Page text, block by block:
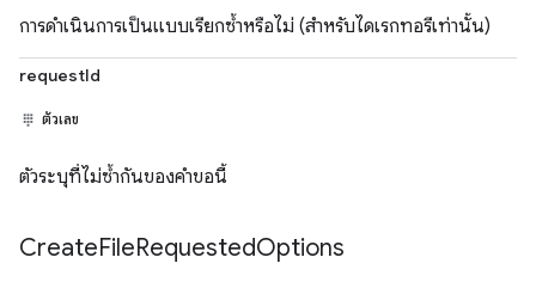
การดำเนินการเป็นแบบเรียกซ้ำหรือไม่ (สำหรับไดเรกทอรีเท่านั้น)
requestId
ตัวเลข
ตัวระบุที่ไม่ซ้ำกันของคำขอนี้
CreateFileRequestedOptions